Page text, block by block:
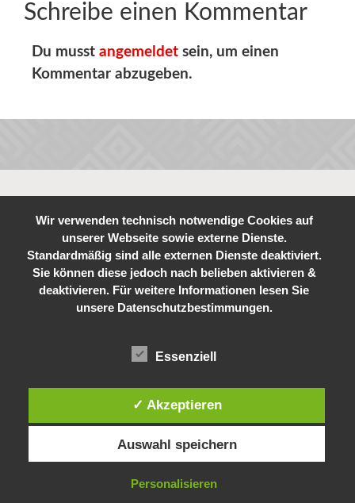
Schreibe einen Kommentar
Du musst angemeldet sein, um einen
Kommentar abzugeben.
Wir verwenden technisch notwendige Cookies auf
unserer Webseite sowie externe Dienste.
Standardmäßig sind alle externen Dienste deaktiviert.
Sie können diese jedoch nach belieben aktivieren &
deaktivieren. Für weitere Informationen lesen Sie
unsere Datenschutzbestimmungen.
Essenziell
✓ Akzeptieren
Auswahl speichern
Personalisieren